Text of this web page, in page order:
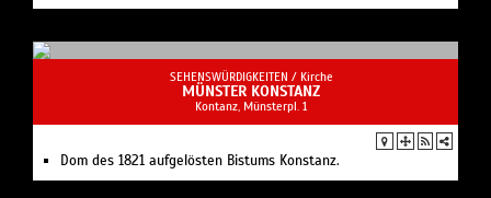
SEHENSWÜRDIGKEITEN / Kirche
MÜNSTER KONSTANZ
Kontanz, Münsterpl. 1
Dom des 1821 aufgelösten Bistums Konstanz.